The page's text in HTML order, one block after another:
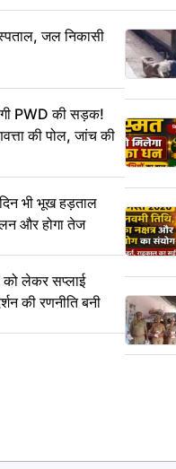
जल निकासी
PWD की सड़क!
की पोल, जांच की
भी भूख हड़ताल
और होगा तेज
लेकर सप्लाई
की रणनीति बनी